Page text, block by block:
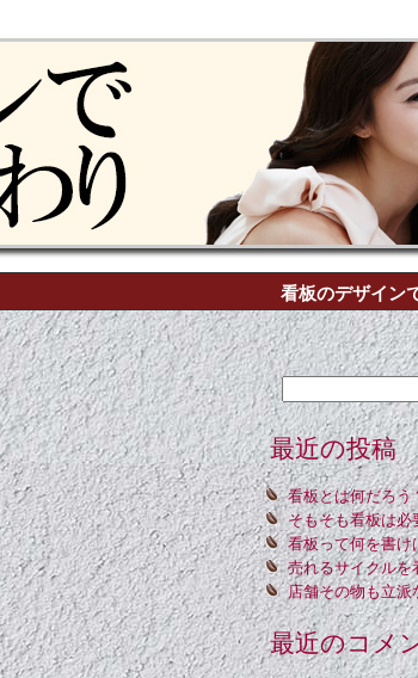
看板のデザイン
Search for:
最近の投稿
看板とは何だろう
そもそも看板は必
看板って何を書け
売れるサイクルを
店舗その物も立派
最近のコメ